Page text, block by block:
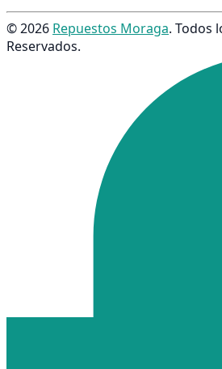
© 2026 Repuestos Moraga. Todos
Reservados.